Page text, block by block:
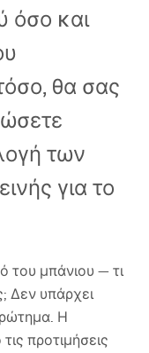
όσο και
θα σας
των
για το
του μπάνιου — τι
Δεν υπάρχει
Η
προτιμήσεις